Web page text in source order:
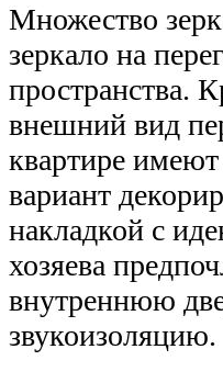
Множество
зеркало на
пространства.
внешний вид
квартире
вариант
накладкой с
хозяева
внутреннюю
звукоизоляцию.